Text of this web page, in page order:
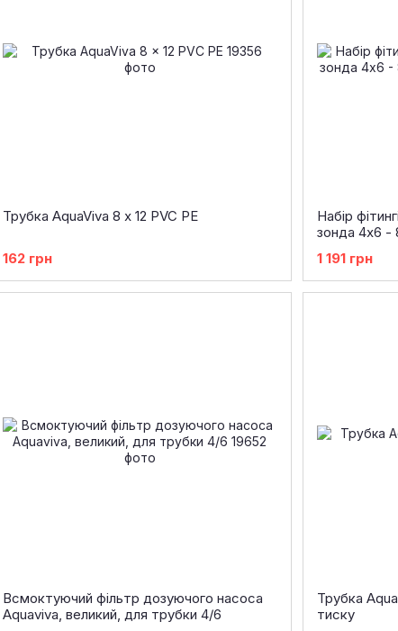
Трубка AquaViva 8 x 12 PVC PE
162 грн
Набір
зонда 4х6 -
1 191 грн
Всмоктуючий фільтр дозуючого насоса
Aquaviva, великий, для трубки 4/6
Трубка
тиску